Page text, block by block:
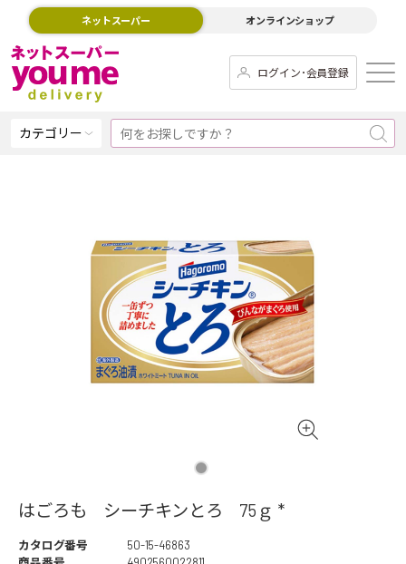
ネットスーパー オンラインショップ
ログイン･会員登録
カテゴリー
はごろも シーチキンとろ 75ｇ *
カタログ番号
50-15-46863